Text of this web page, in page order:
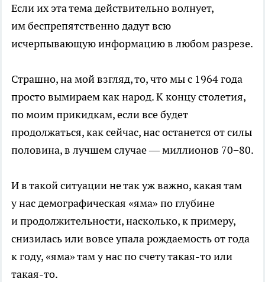
Если их эта тема действительно волнует,
им беспрепятственно дадут всю
исчерпывающую информацию в любом разрезе.
Страшно, на мой взгляд, то, что мы с 1964 года
просто вымираем как народ. К концу столетия,
по моим прикидкам, если все будет
продолжаться, как сейчас, нас останется от силы
половина, в лучшем случае — миллионов 70−80.
И в такой ситуации не так уж важно, какая там
у нас демографическая «яма» по глубине
и продолжительности, насколько, к примеру,
снизилась или вовсе упала рождаемость от года
к году, «яма» там у нас по счету такая-то или
такая-то.